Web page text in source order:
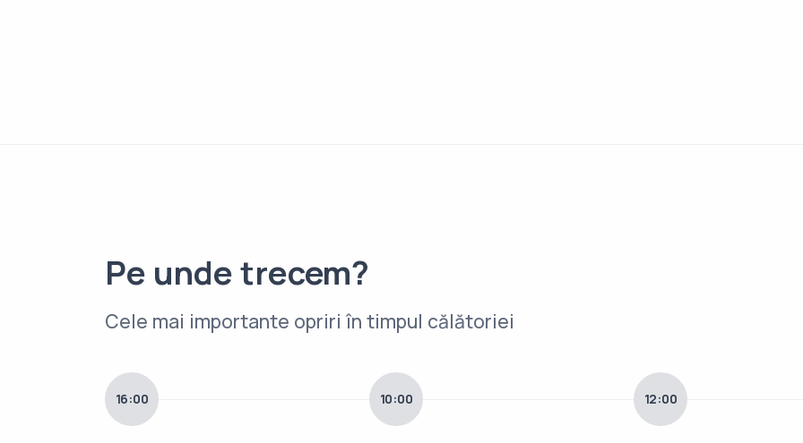
Pe unde trecem?
Cele mai importante opriri în timpul călătoriei
16:00 10:00 12:00